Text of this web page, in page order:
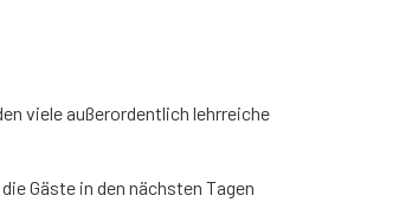
viele außerordentlich lehrreiche
Gäste in den nächsten Tagen